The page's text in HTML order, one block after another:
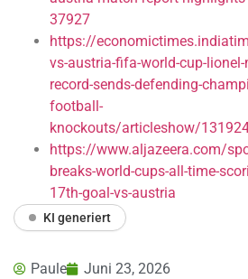
37927
https://
vs-austria-fifa-world-cup-
record-sends-defending-
football-
knockouts/articleshow/
https://www.aljazeera.com/
breaks-world-cups-all-time-
17th-goal-vs-austria
KI generiert
Paule
Juni 23, 2026